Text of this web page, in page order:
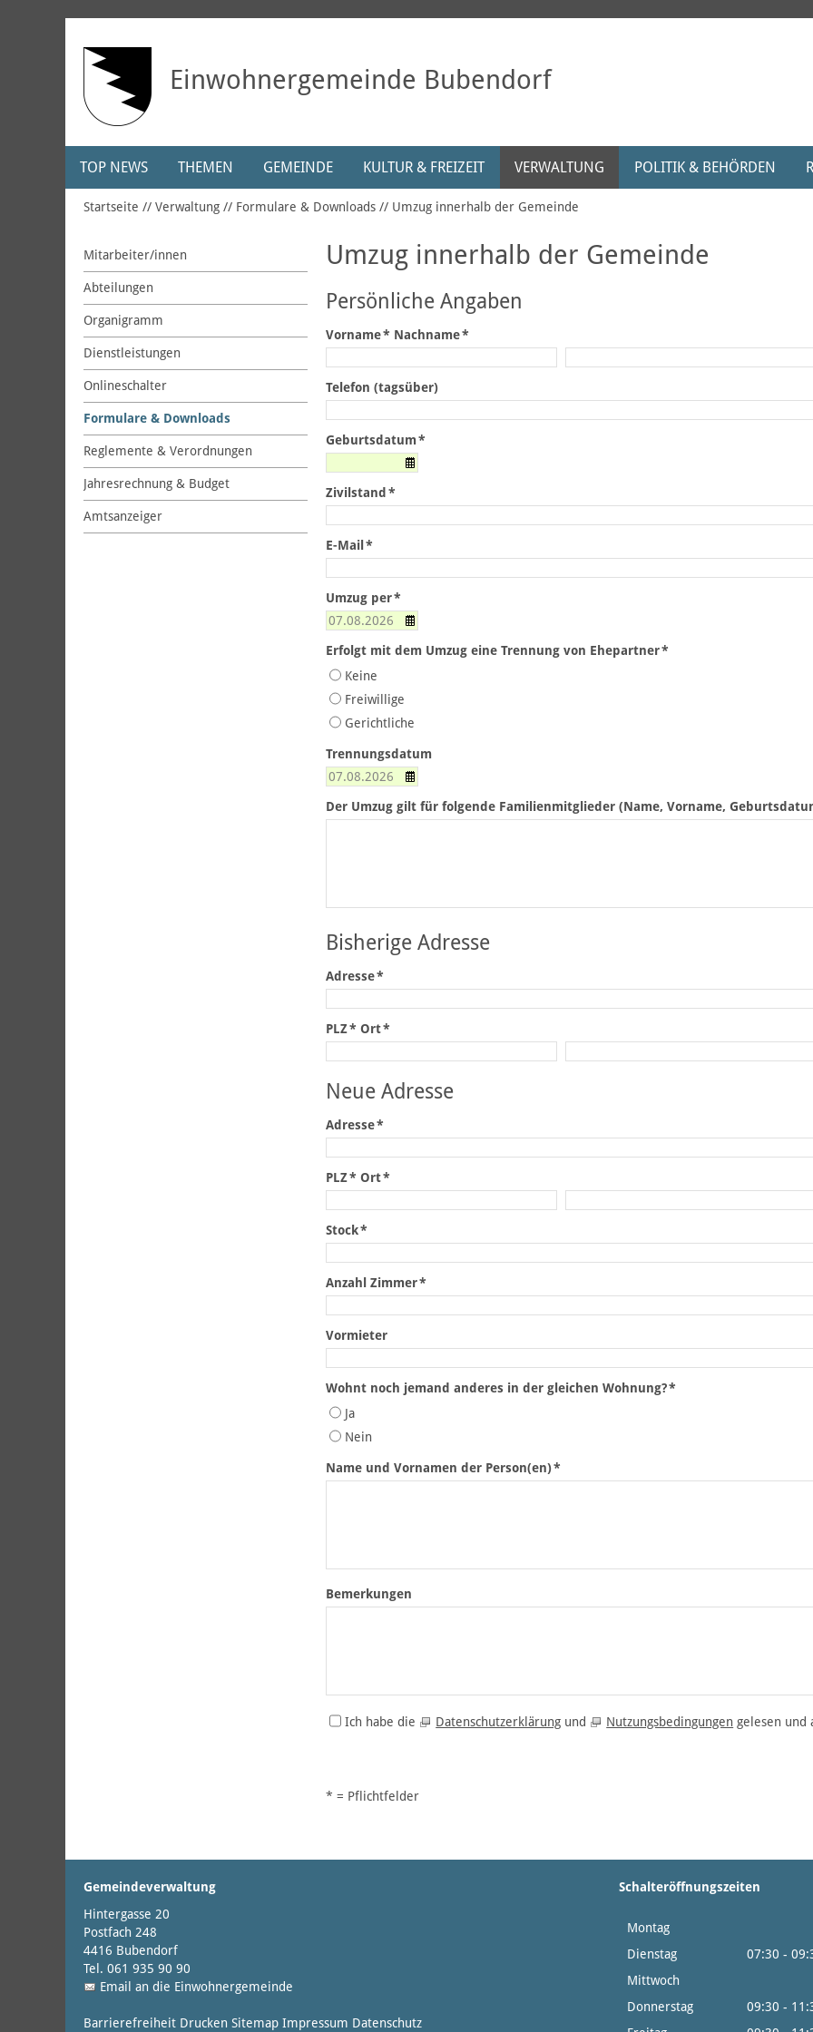
Einwohnergemeinde Bubendorf
TOP NEWS THEMEN GEMEINDE KULTUR & FREIZEIT VERWALTUNG POLITIK & BEHÖRDEN
Startseite Verwaltung Formulare & Downloads Umzug innerhalb der Gemeinde
Mitarbeiter/innen
Abteilungen
Organigramm
Dienstleistungen
Onlineschalter
Formulare & Downloads
Reglemente & Verordnungen
Jahresrechnung & Budget
Amtsanzeiger
Umzug innerhalb der Gemeinde
Persönliche Angaben
Vorname* Nachname*
Telefon (tagsüber)
Geburtsdatum*
Zivilstand *
E-Mail *
Umzug per*
Erfolgt mit dem Umzug eine Trennung von Ehepartner*
Keine
Freiwillige
Gerichtliche
Trennungsdatum
Der Umzug gilt für folgende Familienmitglieder (Name, Vorname,
Bisherige Adresse
Adresse*
PLZ* Ort*
Neue Adresse
Adresse*
PLZ* Ort*
Stock*
Anzahl Zimmer*
Vormieter
Wohnt noch jemand anderes in der gleichen Wohnung?*
Ja
Nein
Name und Vornamen der Person(en)*
Bemerkungen
Ich habe die Datenschutzerklärung und Nutzungsbedingungen gelesen und
* = Pflichtfelder
Gemeindeverwaltung
Hintergasse 20
Postfach 248
4416 Bubendorf
Tel. 061 935 90 90
Email an die Einwohnergemeinde
Barrierefreiheit Drucken Sitemap Impressum Datenschutz
Schalteröffnungszeiten
Montag
Dienstag
07:30 -
Mittwoch
Donnerstag
09:30 -